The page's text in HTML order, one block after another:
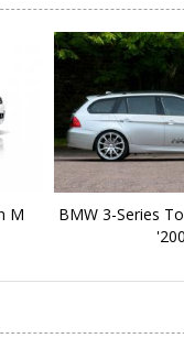
M
BMW 3-Series